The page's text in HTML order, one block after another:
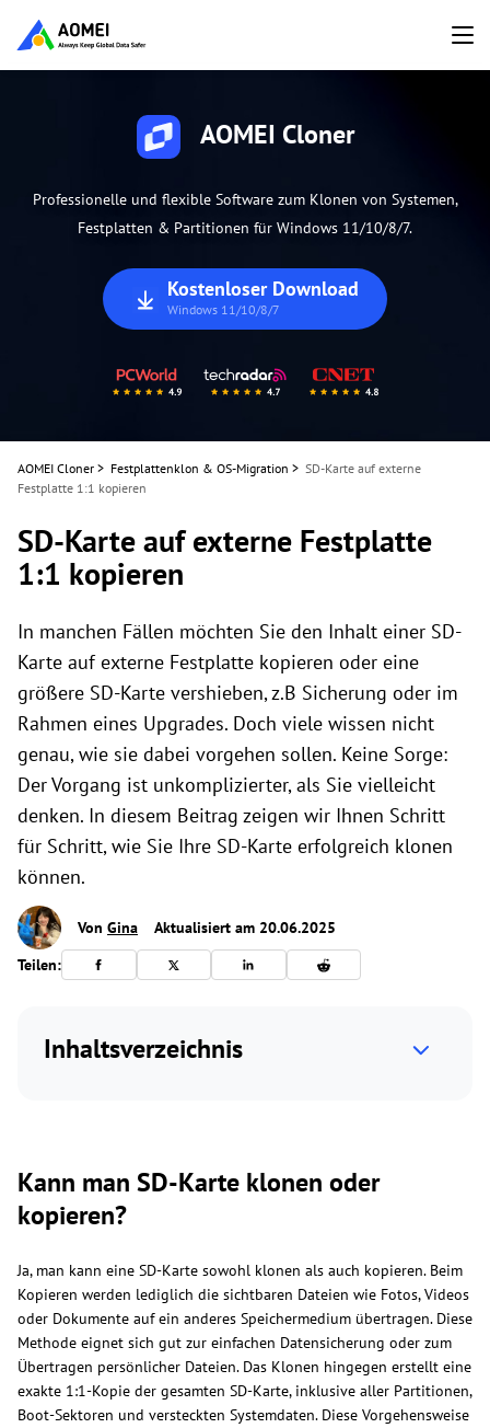
AOMEI Cloner
Professionelle und flexible Software zum Klonen von Systemen,
Festplatten & Partitionen für Windows 11/10/8/7.
Kostenloser Download
Windows 11/10/8/7
AOMEI Cloner > Festplattenklon & OS-Migration > SD-Karte auf externe
Festplatte 1:1 kopieren
SD-Karte auf externe Festplatte
1:1 kopieren
In manchen Fällen möchten Sie den Inhalt einer SD-
Karte auf externe Festplatte kopieren oder eine
größere SD-Karte vershieben, z.B Sicherung oder im
Rahmen eines Upgrades. Doch viele wissen nicht
genau, wie sie dabei vorgehen sollen. Keine Sorge:
Der Vorgang ist unkomplizierter, als Sie vielleicht
denken. In diesem Beitrag zeigen wir Ihnen Schritt
für Schritt, wie Sie Ihre SD-Karte erfolgreich klonen
können.
Von Gina
Aktualisiert am 20.06.2025
Teilen:
Inhaltsverzeichnis
Kann man SD-Karte klonen oder
kopieren?
Ja, man kann eine SD-Karte sowohl klonen als auch kopieren. Beim
Kopieren werden lediglich die sichtbaren Dateien wie Fotos, Videos
oder Dokumente auf ein anderes Speichermedium übertragen. Diese
Methode eignet sich gut zur einfachen Datensicherung oder zum
Übertragen persönlicher Dateien. Das Klonen hingegen erstellt eine
exakte 1:1-Kopie der gesamten SD-Karte, inklusive aller Partitionen,
Boot-Sektoren und versteckten Systemdaten. Diese Vorgehensweise